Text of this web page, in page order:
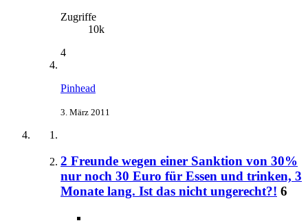
Zugriffe
10k
4
Pinhead
3. März 2011
2 Freunde wegen einer Sanktion von 30%
nur noch 30 Euro für Essen und trinken, 3
Monate lang. Ist das nicht ungerecht?! 6